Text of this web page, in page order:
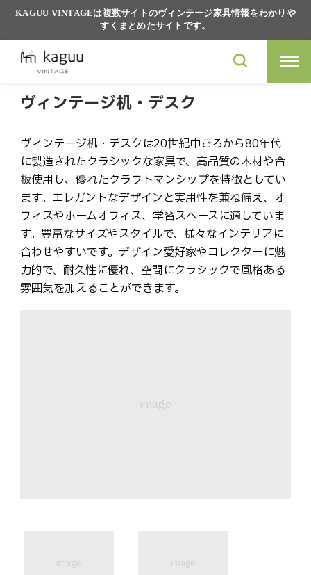
KAGUU VINTAGEは複数サイトのヴィンテージ家具情報をわかりや
すくまとめたサイトです。
ヴィンテージ机・デスク
ヴィンテージ机・デスクは20世紀中ごろから80年代
に製造されたクラシックな家具で、高品質の木材や合
板使用し、優れたクラフトマンシップを特徴としてい
ます。エレガントなデザインと実用性を兼ね備え、オ
フィスやホームオフィス、学習スペースに適していま
す。豊富なサイズやスタイルで、様々なインテリアに
合わせやすいです。デザイン愛好家やコレクターに魅
力的で、耐久性に優れ、空間にクラシックで風格ある
雰囲気を加えることができます。
image
image image